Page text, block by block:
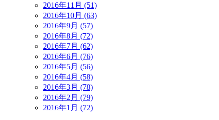
2016年11月 (51)
2016年10月 (63)
2016年9月 (57)
2016年8月 (72)
2016年7月 (62)
2016年6月 (76)
2016年5月 (56)
2016年4月 (58)
2016年3月 (78)
2016年2月 (79)
2016年1月 (72)